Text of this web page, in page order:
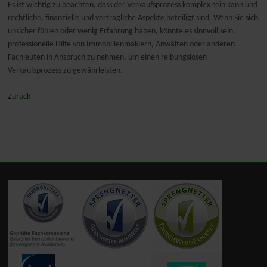
Es ist wichtig zu beachten, dass der Verkaufsprozess komplex sein kann und
rechtliche, finanzielle und vertragliche Aspekte beteiligt sind. Wenn Sie sich
unsicher fühlen oder wenig Erfahrung haben, könnte es sinnvoll sein,
professionelle Hilfe von Immobilienmaklern, Anwälten oder anderen
Fachleuten in Anspruch zu nehmen, um einen reibungslosen
Verkaufsprozess zu gewährleisten.
Zurück